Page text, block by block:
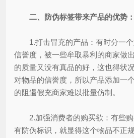
二、防伪标签带来产品的优势：
1.打击冒充的产品：有时分一个
信誉度，被一些牟取暴利的商家做
的质量又没有真品的好，这也得状
对物品的信誉度，所以产品添加一
的阻遏假充商家难以批量仿制。
2.加强消费者的购买欲：有些购
有防伪标识，就显得这个物品不正